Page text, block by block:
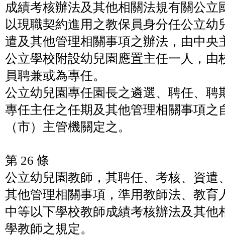
成績考核辦法及其他相關法規有關公立
以現職契約進用之教保員身分任公立幼
遣及其他管理相關事項之辦法，由中央
公立學校附設幼兒園應置主任一人，由
員聘兼或為專任。
公立幼兒園專任園長之遴選、聘任、聘
專任主任之任期及其他管理相關事項之
（市）主管機關定之。
第 26 條
公立幼兒園教師，其聘任、考核、資遣
其他管理相關事項，準用教師法、教育
中等以下學校教師成績考核辦法及其他
學教師之規定。